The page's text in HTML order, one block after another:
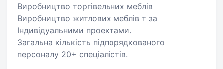
Виробництво торгівельних меблів
Виробництво житлових меблів т за
Індивідуальними проектами.
Загальна кількість підпорядкованого
персоналу 20+ спеціалістів.